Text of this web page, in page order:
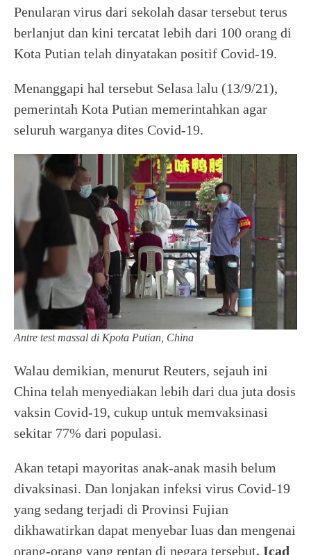
Penularan virus dari sekolah dasar tersebut terus
berlanjut dan kini tercatat lebih dari 100 orang di
Kota Putian telah dinyatakan positif Covid-19.
Menanggapi hal tersebut Selasa lalu (13/9/21),
pemerintah Kota Putian memerintahkan agar
seluruh warganya dites Covid-19.
Antre test massal di Kpota Putian, China
Walau demikian, menurut Reuters, sejauh ini
China telah menyediakan lebih dari dua juta dosis
vaksin Covid-19, cukup untuk memvaksinasi
sekitar 77% dari populasi.
Akan tetapi mayoritas anak-anak masih belum
divaksinasi. Dan lonjakan infeksi virus Covid-19
yang sedang terjadi di Provinsi Fujian
dikhawatirkan dapat menyebar luas dan mengenai
orang-orang yang rentan di negara tersebut. Icad